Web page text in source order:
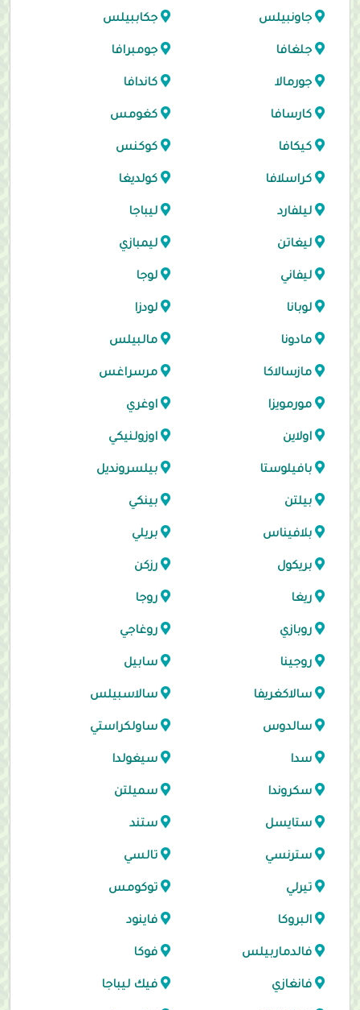
جاونبيلس جكاببيلس
جلغافا جومبرافا
جورمالا كاندافا
كارسافا كغومس
كيكافا كوكنس
كراسلافا كولديغا
ليلفارد ليباجا
ليغاتن ليمبازي
ليفاني لوجا
لوبانا لودزا
مادونا مالبيلس
مازسالاكا مرسراغس
مورمويزا اوغري
اولاين اوزولنيكي
بافيلوستا بيلسرونديل
بيلتن بينكي
بلافيناس بريلي
بريكول رزكن
ريغا روجا
روبازي روغاجي
روجينا سابيل
سالاكغريفا سالاسبيلس
سالدوس ساولكراستي
سدا سيغولدا
سكروندا سميلتن
ستايسل ستند
سترنسي تالسي
تيرلي توكومس
البروكا فاينود
فالدماربيلس فوكا
فانغازي فيك ليباجا